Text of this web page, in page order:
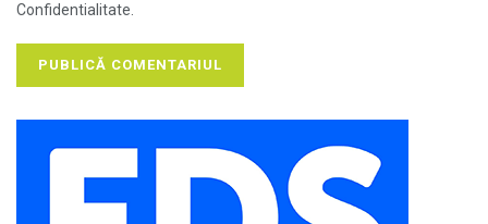
Confidentialitate.